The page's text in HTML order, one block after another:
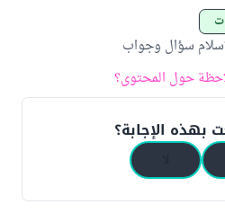
سؤال وجواب
حول المحتوى؟
بهذه الإجابة؟